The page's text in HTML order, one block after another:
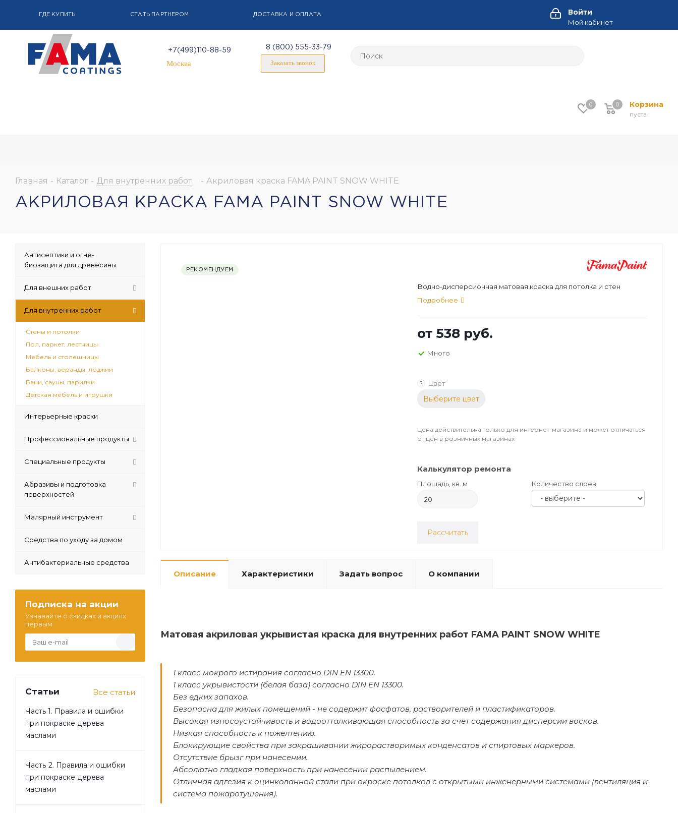
ГДЕ КУПИТЬ СТАТЬ ПАРТНЕРОМ ДОСТАВКА И ОПЛАТА Войти
Мой кабинет
+7(499)110-88-59
Москва
8 (800) 555-33-79
Заказать звонок
0 Корзина
пуста
0
Главная - Каталог - Для внутренних работ - Акриловая краска FAMA PAINT SNOW WHITE
АКРИЛОВАЯ КРАСКА FAMA PAINT SNOW WHITE
РЕКОМЕНДУЕМ
Водно-дисперсионная матовая краска для потолка и стен
Подробнее
от 538 руб.
Много
? Цвет
Выберите цвет
Цена действительна только для интернет-магазина и может отличаться
от цен в розничных магазинах
Калькулятор ремонта
Площадь, кв. м Количество слоев
Рассчитать
Описание Характеристики Задать вопрос О компании
Матовая акриловая укрывистая краска для внутренних работ FAMA PAINT SNOW WHITE
1 класс мокрого истирания согласно DIN EN 13300.
1 класс укрывистости (белая база) согласно DIN EN 13300.
Без едких запахов.
Безопасна для жилых помещений - не содержит фосфатов, растворителей и пластификаторов.
Высокая износоустойчивость и водоотталкивающая способность за счет содержания дисперсии восков.
Низкая способность к пожелтению.
Блокирующие свойства при закрашивании жирорастворимых конденсатов и спиртовых маркеров.
Отсутствие брызг при нанесении.
Абсолютно гладкая поверхность при нанесении распылением.
Отличная адгезия к оцинкованной стали при окраске потолков с открытыми инженерными системами (вентиляция и
система пожаротушения).
Антисептики и огне-
биозащита для древесины
Для внешних работ
Для внутренних работ
Стены и потолки
Пол, паркет, лестницы
Мебель и столешницы
Балконы, веранды, лоджии
Бани, сауны, парилки
Детская мебель и игрушки
Интерьерные краски
Профессиональные продукты
Специальные продукты
Абразивы и подготовка
поверхностей
Малярный инструмент
Средства по уходу за домом
Антибактериальные средства
Подписка на акции
Узнавайте о скидках и акциях
первым
Статьи Все статьи
Часть 1. Правила и ошибки
при покраске дерева
маслами
Часть 2. Правила и ошибки
при покраске дерева
маслами